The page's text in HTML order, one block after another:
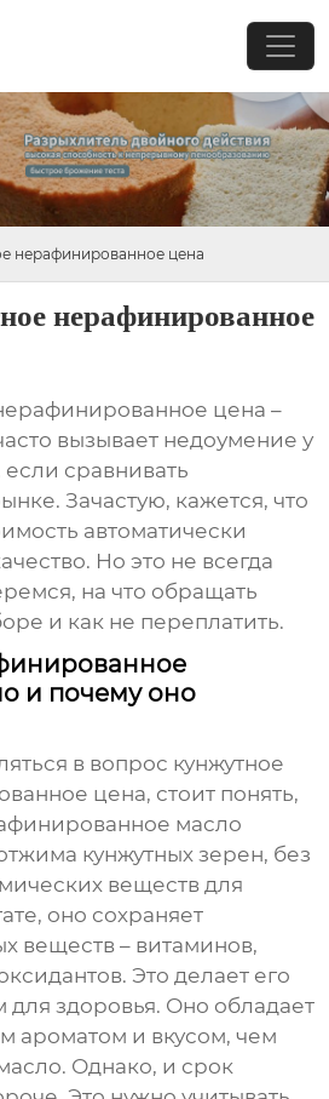
нерафинированное цена
нерафинированное
цена –
вызывает недоумение у
сравнивать
Зачастую, кажется, что
автоматически
Но это не всегда
на что обращать
и как не переплатить.
и почему оно
в вопрос кунжутное
цена, стоит понять,
масло
кунжутных зерен, без
веществ для
оно сохраняет
веществ – витаминов,
Это делает его
здоровья. Оно обладает
ароматом и вкусом, чем
Однако, и срок